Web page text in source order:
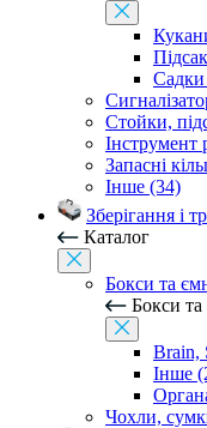
Стойки,
Інструмент
Запасні
Інше (34)
Зберігання і
Каталог
Бокси та
Бокси та
Brain,
Інше
Чохли,